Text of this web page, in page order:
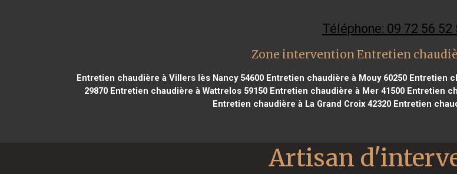
Téléphone: 09 72 56 52
Zone intervention Entretien
Entretien chaudière à Villers lès Nancy 54600Entretien chaudière à Mouy 60250Entretien
29870 Entretien chaudière à Wattrelos 59150 Entretien chaudière à Mer 41500 Entretien
Entretien chaudière à La Grand Croix 42320 Entretien
Artisan